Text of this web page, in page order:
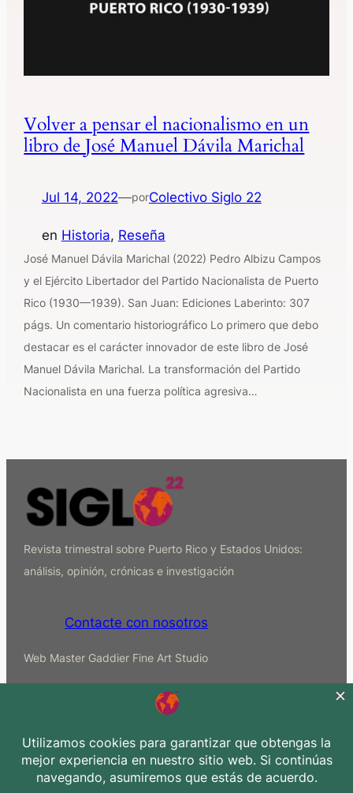
Volver a pensar el nacionalismo en un
libro de José Manuel Dávila Marichal
Jul 14, 2022—porColectivo Siglo 22
en Historia, Reseña
José Manuel Dávila Marichal (2022) Pedro Albizu Campos
y el Ejército Libertador del Partido Nacionalista de Puerto
Rico (1930—1939). San Juan: Ediciones Laberinto: 307
págs. Un comentario historiográfico Lo primero que debo
destacar es el carácter innovador de este libro de José
Manuel Dávila Marichal. La transformación del Partido
Nacionalista en una fuerza política agresiva…
Revista trimestral sobre Puerto Rico y Estados Unidos:
análisis, opinión, crónicas e investigación
Contacte con nosotros
Web Master Gaddier Fine Art Studio
A